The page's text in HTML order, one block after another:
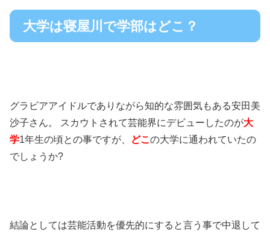
大学は寝屋川で学部はどこ？
グラビアアイドルでありながら知的な雰囲気もある安田美
沙子さん。 スカウトされて芸能界にデビューしたのが大
学1年生の頃との事ですが、 どこ の大学に通われていたの
でしょうか?
結論としては芸能活動を優先的にすると言う事で中退して